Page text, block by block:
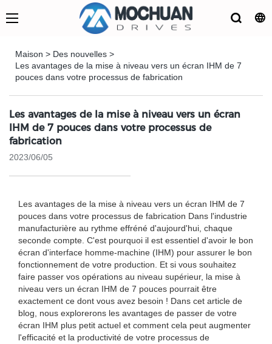
Maison > Des nouvelles >
Les avantages de la mise à niveau vers un écran IHM de 7
pouces dans votre processus de fabrication
Les avantages de la mise à niveau vers un écran
IHM de 7 pouces dans votre processus de
fabrication
2023/06/05
Les avantages de la mise à niveau vers un écran IHM de 7
pouces dans votre processus de fabrication Dans l'industrie
manufacturière au rythme effréné d'aujourd'hui, chaque
seconde compte. C'est pourquoi il est essentiel d'avoir le bon
écran d'interface homme-machine (IHM) pour assurer le bon
fonctionnement de votre production. Et si vous souhaitez
faire passer vos opérations au niveau supérieur, la mise à
niveau vers un écran IHM de 7 pouces pourrait être
exactement ce dont vous avez besoin ! Dans cet article de
blog, nous explorerons les avantages de passer de votre
écran IHM plus petit actuel et comment cela peut augmenter
l'efficacité et la productivité de votre processus de